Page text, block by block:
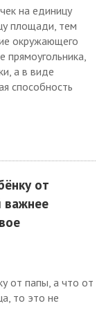
на единицу
площади, тем
окружающего
прямоугольника,
а в виде
способность
от
важнее
от папы, а что от
то это не